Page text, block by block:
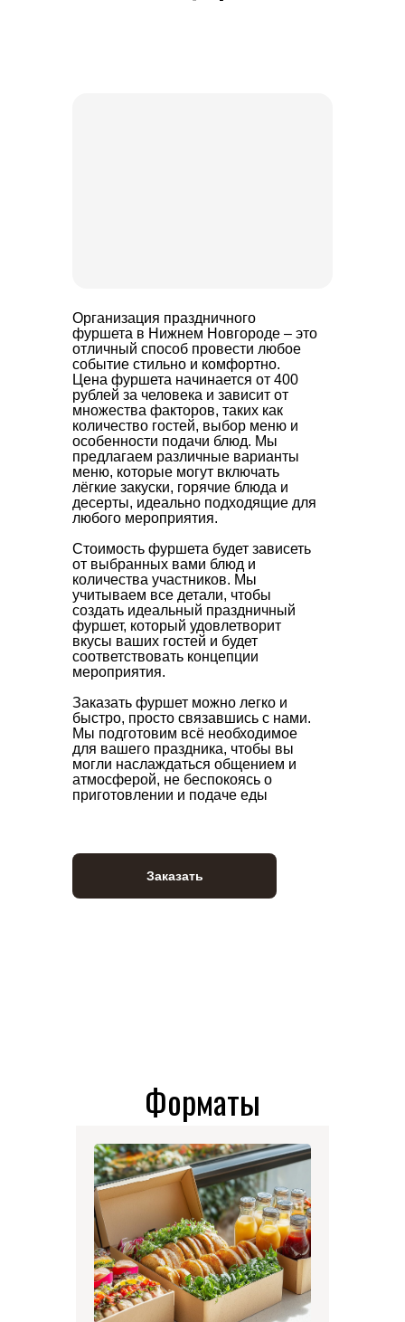
Организация праздничного
фуршета в Нижнем Новгороде – это
отличный способ провести любое
событие стильно и комфортно.
Цена фуршета начинается от 400
рублей за человека и зависит от
множества факторов, таких как
количество гостей, выбор меню и
особенности подачи блюд. Мы
предлагаем различные варианты
меню, которые могут включать
лёгкие закуски, горячие блюда и
десерты, идеально подходящие для
любого мероприятия.
Стоимость фуршета будет зависеть
от выбранных вами блюд и
количества участников. Мы
учитываем все детали, чтобы
создать идеальный праздничный
фуршет, который удовлетворит
вкусы ваших гостей и будет
соответствовать концепции
мероприятия.
Заказать фуршет можно легко и
быстро, просто связавшись с нами.
Мы подготовим всё необходимое
для вашего праздника, чтобы вы
могли наслаждаться общением и
атмосферой, не беспокоясь о
приготовлении и подаче еды
Заказать
Форматы